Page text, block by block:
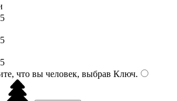
5
5
5
что вы человек, выбрав Ключ.